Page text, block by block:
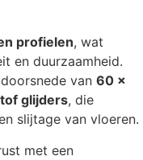
profielen, wat
en duurzaamheid.
van 60 x
glijders, die
slijtage van vloeren.
met een